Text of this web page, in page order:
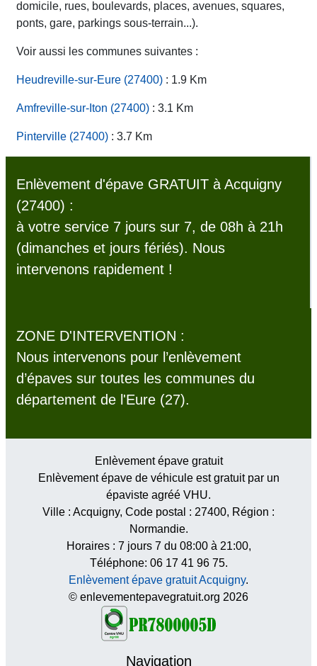
domicile, rues, boulevards, places, avenues, squares,
ponts, gare, parkings sous-terrain...).
Voir aussi les communes suivantes :
Heudreville-sur-Eure (27400) : 1.9 Km
Amfreville-sur-Iton (27400) : 3.1 Km
Pinterville (27400) : 3.7 Km
Enlèvement d'épave GRATUIT à Acquigny
(27400) :
à votre service 7 jours sur 7, de 08h à 21h
(dimanches et jours fériés). Nous
intervenons rapidement !
ZONE D'INTERVENTION :
Nous intervenons pour l’enlèvement
d’épaves sur toutes les communes du
département de l'Eure (27).
Enlèvement épave gratuit
Enlèvement épave de véhicule est gratuit par un
épaviste agréé VHU.
Ville : Acquigny, Code postal : 27400, Région :
Normandie.
Horaires : 7 jours 7 du 08:00 à 21:00,
Téléphone: 06 17 41 96 75.
Enlèvement épave gratuit Acquigny.
© enlevementepavegratuit.org 2026
Navigation